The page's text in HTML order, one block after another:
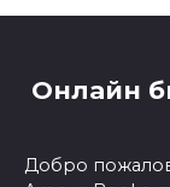
Онлайн
Добро